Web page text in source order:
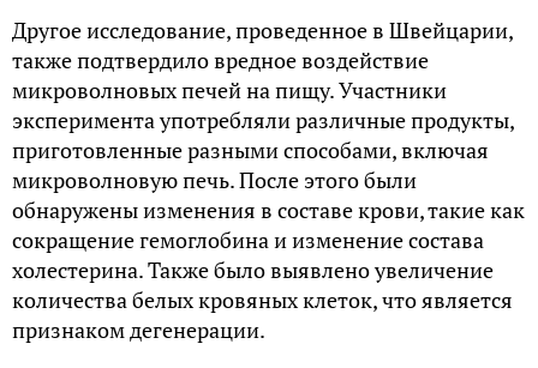
Другое исследование, проведенное в Швейцарии,
также подтвердило вредное воздействие
микроволновых печей на пищу. Участники
эксперимента употребляли различные продукты,
приготовленные разными способами, включая
микроволновую печь. После этого были
обнаружены изменения в составе крови, такие как
сокращение гемоглобина и изменение состава
холестерина. Также было выявлено увеличение
количества белых кровяных клеток, что является
признаком дегенерации.